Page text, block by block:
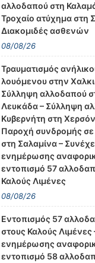
αλλοδαπού στη
Τροχαίο ατύχημα στη
Διακομιδές ασθενών
08/08/26
Τραυματισμός
λουόμενου στην
Σύλληψη αλλοδαπού
Λευκάδα – Σύλληψη
Κυβερνήτη στη
Παροχή συνδρομής
στη Σαλαμίνα –
ενημέρωσης
εντοπισμό 57
Καλούς Λιμένες
08/08/26
Εντοπισμός 57
στους Καλούς Λιμένες
ενημέρωσης
εντοπισμό 58